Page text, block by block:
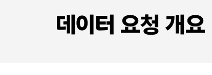
데이터 요청 개요